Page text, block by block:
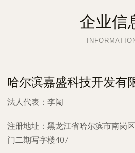
企业信
哈尔滨嘉盛科技开发有
法人代表： 李闯
注册地址： 黑龙江省哈尔滨市南岗
门二期写字楼407